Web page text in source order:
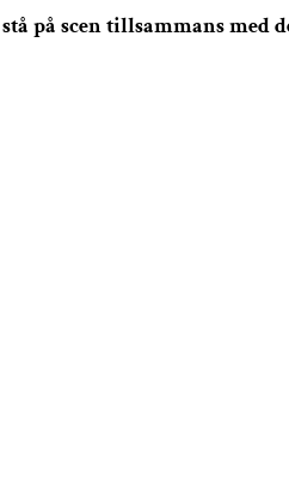
på scen tillsammans med